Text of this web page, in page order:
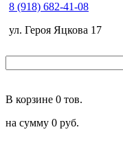
8 (918) 682-41-08
ул. Героя Яцкова 17
В корзине 0 тов.
на сумму 0 руб.